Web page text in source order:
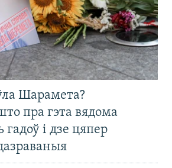
Шарамета?
пра гэта вядома
гадоў і дзе цяпер